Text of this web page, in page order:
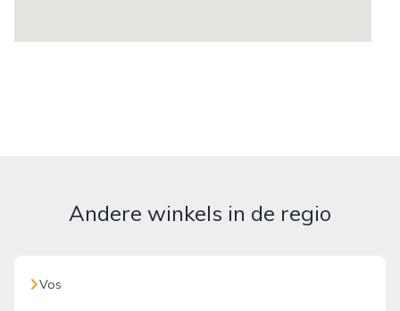
Andere winkels in de regio
Vos